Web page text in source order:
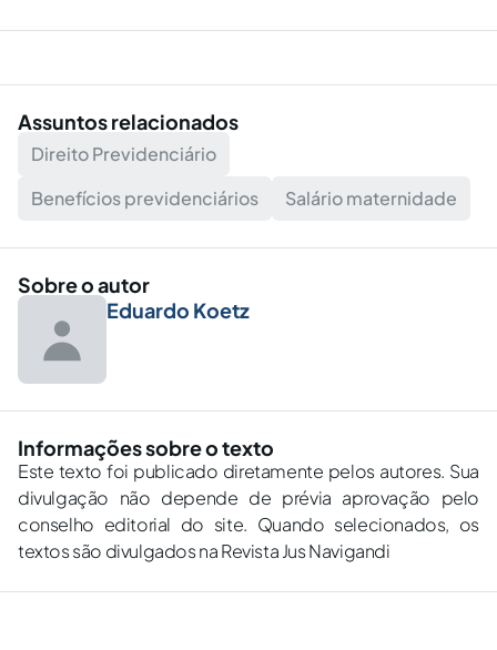
Assuntos relacionados
Direito Previdenciário
Benefícios previdenciários
Salário maternidade
Sobre o autor
Eduardo Koetz
Informações sobre o texto
Este texto foi publicado diretamente pelos autores. Sua
divulgação não depende de prévia aprovação pelo
conselho editorial do site. Quando selecionados, os
textos são divulgados na Revista Jus Navigandi